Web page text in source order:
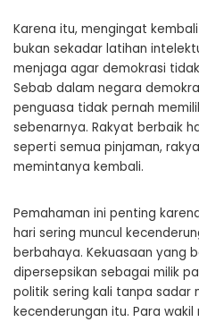
Karena itu, mengingat
bukan sekadar latihan
menjaga agar demokrasi
Sebab dalam negara
penguasa tidak pernah
sebenarnya. Rakyat berbaik
seperti semua pinjaman,
memintanya kembali.
Pemahaman ini penting
hari sering muncul
berbahaya. Kekuasaan yang
dipersepsikan sebagai milik
politik sering kali tanpa sadar
kecenderungan itu. Para